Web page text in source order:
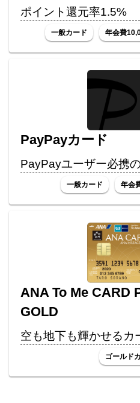
ポイント還元率1.5%
一般カード 年会費
PayPayカード
PayPayユーザー必携
一般カード 年会
ANA To Me CARD
GOLD
空も地下も輝かせるカ
ゴールド